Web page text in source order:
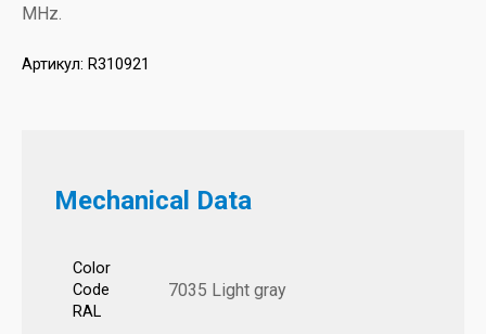
MHz.
Артикул: R310921
Mechanical Data
Color
Code
RAL
7035 Light gray